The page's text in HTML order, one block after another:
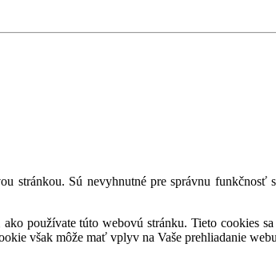
stránkou. Sú nevyhnutné pre správnu funkčnosť
používate túto webovú stránku. Tieto cookies
však môže mať vplyv na Vaše prehliadanie